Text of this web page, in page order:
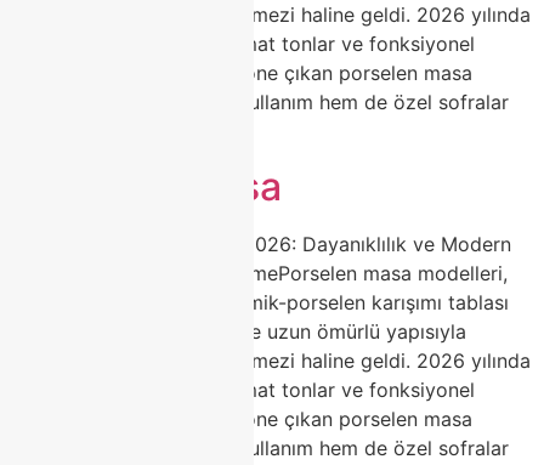
yemek odalarının vazgeçilmezi haline geldi. 2026 yılında
doğal mermer desenleri, mat tonlar ve fonksiyonel
açılabilir mekanizmalarla öne çıkan porselen masa
seçenekleri, hem günlük kullanım hem de özel sofralar
Porselen masa
Porselen Masa Modelleri 2026: Dayanıklılık ve Modern
Estetiğin Zirvesi | ClasshomePorselen masa modelleri,
yüksek ısıda pişirilen seramik-porselen karışımı tablası
ile çizilmez, leke tutmaz ve uzun ömürlü yapısıyla
yemek odalarının vazgeçilmezi haline geldi. 2026 yılında
doğal mermer desenleri, mat tonlar ve fonksiyonel
açılabilir mekanizmalarla öne çıkan porselen masa
seçenekleri, hem günlük kullanım hem de özel sofralar